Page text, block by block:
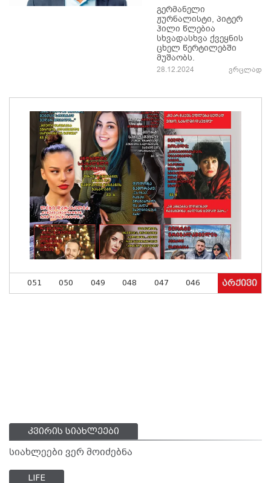
გერმანელი
ჟურნალისტი, პიტერ
ჰილი წლებია
სხვადასხვა ქვეყნის
ცხელ წერტილებში
მუშაობს.
28.12.2024 ვრცლად
051 050 049 048 047 046 არქივი
კვირის სიახლეები
სიახლეები ვერ მოიძებნა
LIFE